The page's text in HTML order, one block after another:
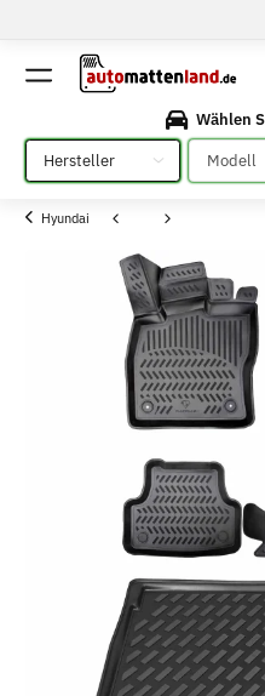
Wählen
Bitte auswählen
Bitte
Hyundai